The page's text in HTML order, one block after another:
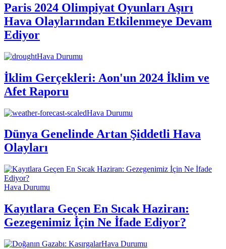
Paris 2024 Olimpiyat Oyunları Aşırı
Hava Olaylarından Etkilenmeye Devam
Ediyor
Hava Durumu
İklim Gerçekleri: Aon'un 2024 İklim ve
Afet Raporu
Hava Durumu
Dünya Genelinde Artan Şiddetli Hava
Olayları
Hava Durumu
Kayıtlara Geçen En Sıcak Haziran:
Gezegenimiz İçin Ne İfade Ediyor?
Hava Durumu